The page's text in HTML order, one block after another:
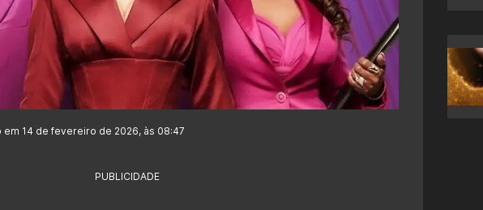
em 14 de fevereiro de 2026, às 08:47
PUBLICIDADE